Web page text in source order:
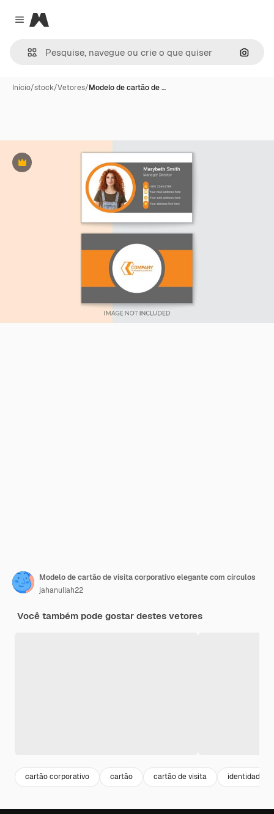
Close menu
Magnific
Início/stock/Vetores/Modelo de cartão de …
Premium
Modelo de cartão de visita corporativo elegante com círculos
jahanullah22
Você também pode gostar destes vetores
cartão corporativo cartão cartão de visita identidade